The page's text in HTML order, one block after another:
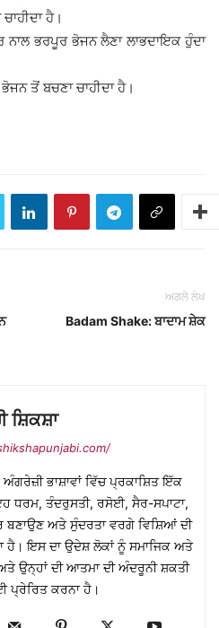
ਹੈ।
ਭਰਪੂਰ ਭੋਜਨ ਲੈਣਾ ਲਾਭਦਾਇਕ ਹੁੰਦਾ
ਤੋਂ ਬਚਣਾ ਚਾਹੀਦਾ ਹੈ।
ਅਗਲੇ ਲੇਖ
Badam Shake: ਬਾਦਾਮ ਸ਼ੇਕ
ਸ਼ਿਕਸ਼ਾ
ਅੰਗਰੇਜ਼ੀ ਭਾਸ਼ਾਵਾਂ ਵਿੱਚ ਪ੍ਰਕਾਸ਼ਿਤ ਇੱਕ
ਧਰਮ, ਤੰਦਰੁਸਤੀ, ਰਸੋਈ, ਸੈਰ-ਸਪਾਟਾ,
ਅਤੇ ਸੁੰਦਰਤਾ ਵਰਗੇ ਵਿਸ਼ਿਆਂ ਦੀ
ਹੈ। ਇਸ ਦਾ ਉਦੇਸ਼ ਲੋਕਾਂ ਨੂੰ ਸਮਾਜਿਕ ਅਤੇ
ਉਨ੍ਹਾਂ ਦੀ ਆਤਮਾ ਦੀ ਅੰਦਰੂਨੀ ਸ਼ਕਤੀ
ਪ੍ਰੇਰਿਤ ਕਰਨਾ ਹੈ।